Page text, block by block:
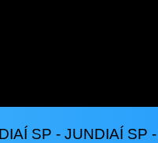
SP - JUNDIAÍ